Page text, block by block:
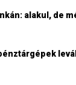
alakul, de